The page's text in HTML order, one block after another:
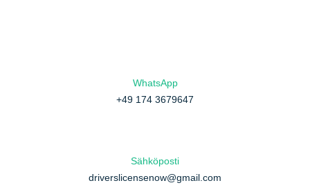
WhatsApp
+49 174 3679647
Sähköposti
driverslicensenow@gmail.com